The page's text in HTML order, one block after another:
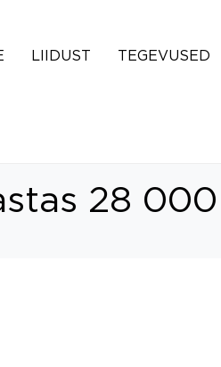
LIIDUST TEGEVUSED
28